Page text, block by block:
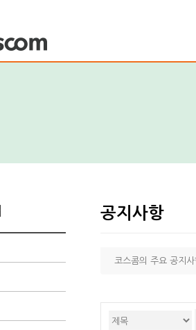
공지사항
코스콤의 주요 공지